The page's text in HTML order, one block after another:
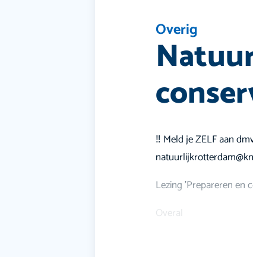
Overig
‼️ Meld je ZELF aan
Lezing 'Prepareren en
Overal